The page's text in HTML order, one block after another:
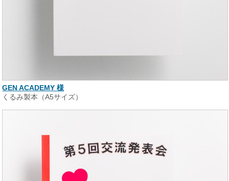
GEN ACADEMY 様
くるみ製本（A5サイズ）